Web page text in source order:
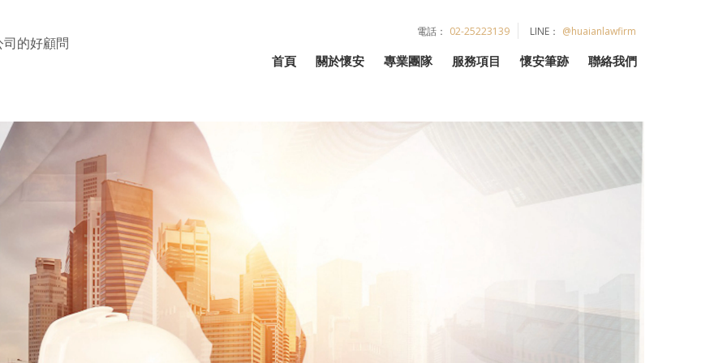
司的好顧問
電話： 02-25223139 LINE： @huaianlawfirm
⾸⾴ 關於懷安 專業團隊 服務項目 懷安筆跡 聯絡我們